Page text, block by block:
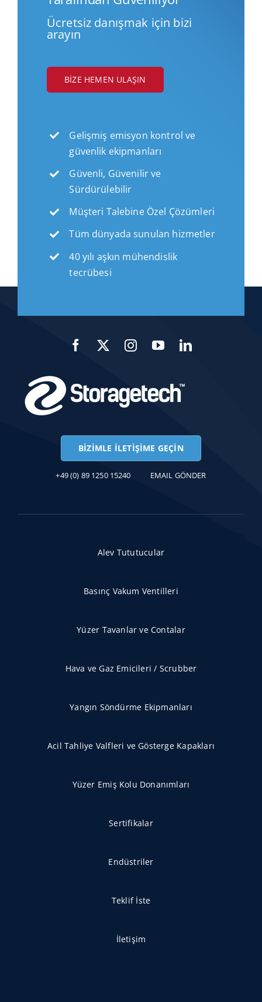
Ücretsiz danışmak için bizi
arayın
BIZE HEMEN ULAŞIN
Gelişmiş emisyon kontrol ve
güvenlik ekipmanları
Güvenli, Güvenilir ve
Sürdürülebilir
Müşteri Talebine Özel Çözümleri
Tüm dünyada sunulan hizmetler
40 yılı aşkın mühendislik
tecrübesi
BIZIMLE İLETIŞIME GEÇIN
Alev Tututucular
Basınç Vakum Ventilleri
Yüzer Tavanlar ve Contalar
Hava ve Gaz Emicileri / Scrubber
Yangın Söndürme Ekipmanları
Acil Tahliye Valfleri ve Gösterge Kapakları
Yüzer Emiş Kolu Donanımları
Sertifikalar
Endüstriler
Teklif İste
İletişim
+49 (0) 89 1250 15240 EMAIL GÖNDER